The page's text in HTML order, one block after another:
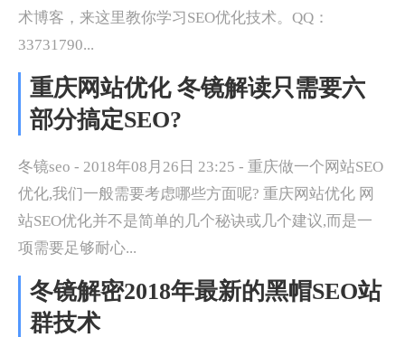
术博客，来这里教你学习SEO优化技术。QQ：
33731790...
重庆网站优化 冬镜解读只需要六
部分搞定SEO?
冬镜seo - 2018年08月26日 23:25 - 重庆做一个网站SEO
优化,我们一般需要考虑哪些方面呢? 重庆网站优化 网
站SEO优化并不是简单的几个秘诀或几个建议,而是一
项需要足够耐心...
冬镜解密2018年最新的黑帽SEO站
群技术